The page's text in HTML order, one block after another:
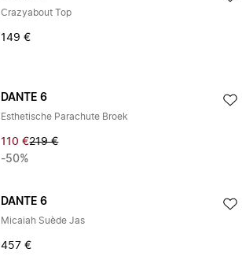
Crazyabout Top
149 €
DANTE 6
Esthetische Parachute Broek
110 €219 €
-50%
DANTE 6
Micaiah Suède Jas
457 €